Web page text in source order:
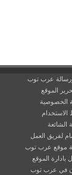
عرب توب
الموقع
الخصوصية
الشائعة
لفريق العمل
موقع عرب توب
بادارة الموقع
في عرب توب